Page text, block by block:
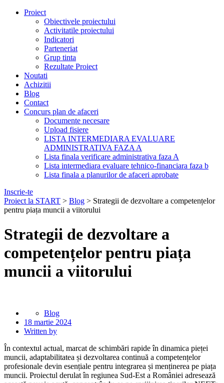
Proiect
Obiectivele proiectului
Activitatile proiectului
Indicatori
Parteneriat
Grup tinta
Rezultate Proiect
Noutati
Achizitii
Blog
Contact
Concurs plan de afaceri
Documente necesare
Upload fisiere
LISTA INTERMEDIARA EVALUARE
ADMINISTRATIVA FAZA A
Lista finala verificare administrativa faza A
Lista intermediara evaluare tehnico-financiara faza b
Lista finala a planurilor de afaceri aprobate
Inscrie-te
Proiect la START > Blog > Strategii de dezvoltare a competențelor
pentru piața muncii a viitorului
Strategii de dezvoltare a
competențelor pentru piața
muncii a viitorului
Blog
18 martie 2024
Written by
În contextul actual, marcat de schimbări rapide în dinamica pieței
muncii, adaptabilitatea și dezvoltarea continuă a competențelor
profesionale devin esențiale pentru integrarea și menținerea pe piața
muncii. Proiectul derulat în regiunea Sud-Est a României adresează